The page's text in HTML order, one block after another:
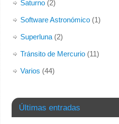
Saturno(2)
Software Astronómico(1)
Superluna(2)
Tránsito de Mercurio(11)
Varios (44)
Últimas entradas